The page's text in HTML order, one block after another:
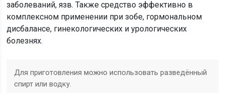
заболеваний, язв. Также средство эффективно в
комплексном применении при зобе, гормональном
дисбалансе, гинекологических и урологических
болезнях.
Для приготовления можно использовать разведённый
спирт или водку.